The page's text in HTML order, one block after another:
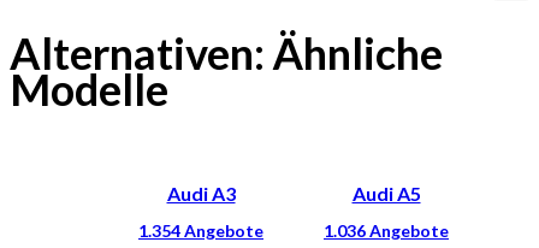
Alternativen: Ähnliche
Modelle
Audi A3 Audi A5